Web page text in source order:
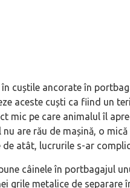
cuștile ancorate în
aceste cuști ca fiind un
mic pe care animalul îl
are rău de mașină, o
de atât, lucrurile s-ar
câinele în portbagajul
grile metalice de separare